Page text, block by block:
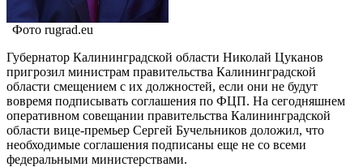
Фото rugrad.eu
Губернатор Калининградской области Николай Цуканов
пригрозил министрам правительства Калининградской
области смещением с их должностей, если они не будут
вовремя подписывать соглашения по ФЦП. На сегодняшнем
оперативном совещании правительства Калининградской
области вице-премьер Сергей Бучельников доложил, что
необходимые соглашения подписаны еще не со всеми
федеральными министерствами.